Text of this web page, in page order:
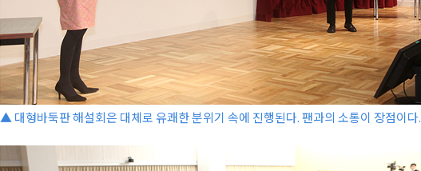
▲ 대형바둑판 해설회은 대체로 유쾌한 분위기 속에 진행된다. 팬과의 소통이 장점이다.